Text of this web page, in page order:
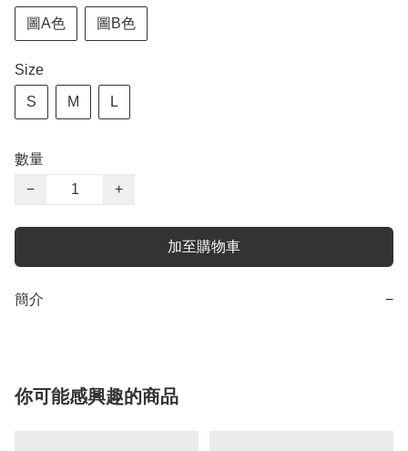
圖A色 圖B色
Size
S M L
數量
−
+
加至購物車
簡介 −
你可能感興趣的商品